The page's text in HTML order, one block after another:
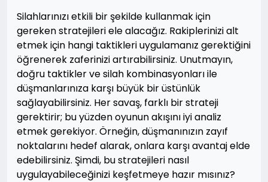
Silahlarınızı etkili bir şekilde kullanmak için
gereken stratejileri ele alacağız. Rakiplerinizi alt
etmek için hangi taktikleri uygulamanız gerektiğini
öğrenerek zaferinizi artırabilirsiniz. Unutmayın,
doğru taktikler ve silah kombinasyonları ile
düşmanlarınıza karşı büyük bir üstünlük
sağlayabilirsiniz. Her savaş, farklı bir strateji
gerektirir; bu yüzden oyunun akışını iyi analiz
etmek gerekiyor. Örneğin, düşmanınızın zayıf
noktalarını hedef alarak, onlara karşı avantaj elde
edebilirsiniz. Şimdi, bu stratejileri nasıl
uygulayabileceğinizi keşfetmeye hazır mısınız?